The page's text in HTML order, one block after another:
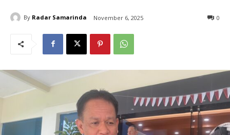
By Radar Samarinda November 6, 2025 0